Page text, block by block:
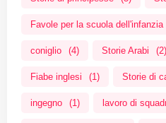
Favole per la scuola dell'infanzia
coniglio (4) Storie Arabi (2)
Fiabe inglesi (1) Storie di
ingegno (1) lavoro di